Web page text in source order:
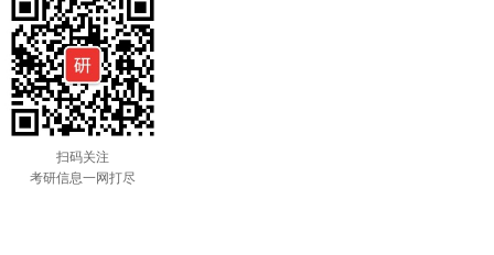
扫码关注
考研信息一网打尽